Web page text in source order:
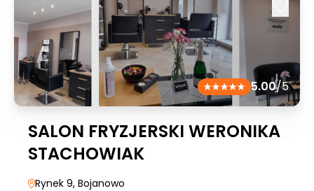
5.00/5
SALON FRYZJERSKI WERONIKA
STACHOWIAK
Rynek 9, Bojanowo